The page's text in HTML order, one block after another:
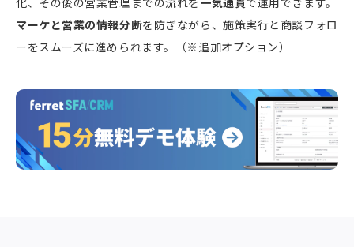
マーケと営業の情報分断を防ぎながら、施策実行と商談フォロ
ーをスムーズに進められます。（※追加オプション）